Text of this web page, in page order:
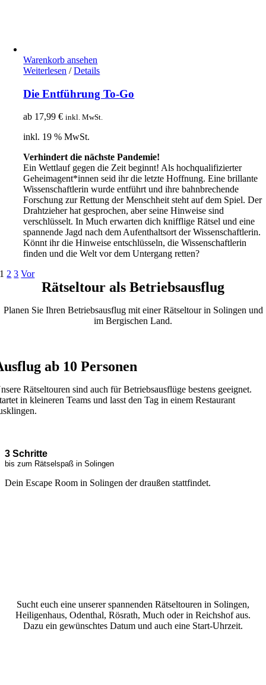
Warenkorb ansehen
Weiterlesen / Details
Die Entführung To-Go
ab 17,99€ inkl. MwSt.
inkl. 19 % MwSt.
Verhindert die nächste Pandemie!
Ein Wettlauf gegen die Zeit beginnt! Als hochqualifizierter
Geheimagent*innen seid ihr die letzte Hoffnung. Eine brillante
Wissenschaftlerin wurde entführt und ihre bahnbrechende
Forschung zur Rettung der Menschheit steht auf dem Spiel. Der
Drahtzieher hat gesprochen, aber seine Hinweise sind
verschlüsselt. In Much erwarten dich knifflige Rätsel und eine
spannende Jagd nach dem Aufenthaltsort der Wissenschaftlerin.
Könnt ihr die Hinweise entschlüsseln, die Wissenschaftlerin
finden und die Welt vor dem Untergang retten?
1 2 3 Vor
Rätseltour als Betriebsausflug
Planen Sie Ihren Betriebsausflug mit einer Rätseltour in Solingen und
im Bergischen Land.
ab 10 Personen
Rätseltouren sind auch für Betriebsausflüge bestens geeignet.
in kleineren Teams und lasst den Tag in einem Restaurant
3 Schritte
bis zum Rätselspaß in Solingen
Dein Escape Room in Solingen der draußen stattfindet.
Sucht euch eine unserer spannenden Rätseltouren in Solingen,
Heiligenhaus, Odenthal, Rösrath, Much oder in Reichshof aus.
Dazu ein gewünschtes Datum und auch eine Start-Uhrzeit.